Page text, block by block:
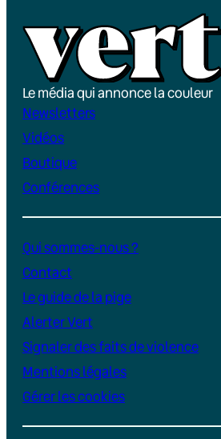
Le média qui annonce la couleur
Newsletters
Vidéos
Boutique
Conférences
Qui sommes-nous ?
Contact
Le guide de la pige
Alerter Vert
Signaler des faits de violence
Mentions légales
Gérer les cookies